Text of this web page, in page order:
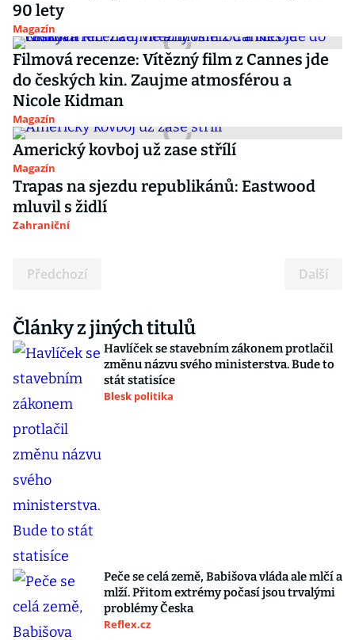
90 lety
Magazín
Filmová recenze: Vítězný film z Cannes jde
do českých kin. Zaujme atmosférou a
Nicole Kidman
Magazín
Americký kovboj už zase střílí
Magazín
Trapas na sjezdu republikánů: Eastwood
mluvil s židlí
Zahraniční
Předchozí Další
Články z jiných titulů
Havlíček se stavebním zákonem protlačil
změnu názvu svého ministerstva. Bude to
stát statisíce
Blesk politika
Peče se celá země, Babišova vláda ale mlčí a
mlží. Přitom extrémy počasí jsou trvalými
problémy Česka
Reflex.cz